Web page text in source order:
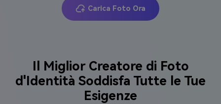
Carica Foto Ora
Il Miglior Creatore di Foto
d'Identità Soddisfa Tutte le Tue
Esigenze